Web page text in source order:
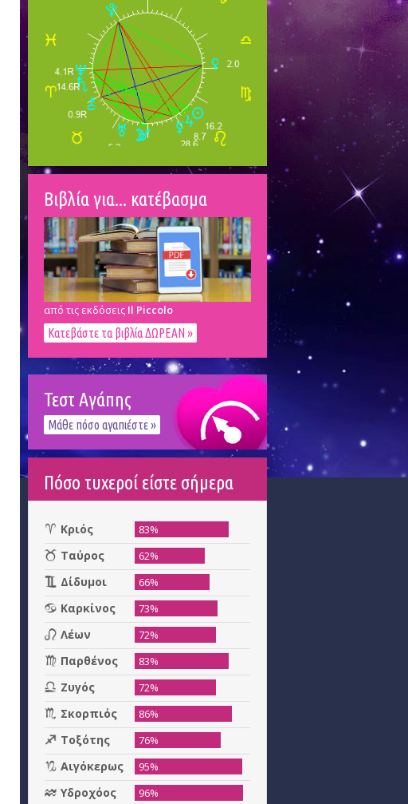
Βιβλία για... κατέβασμα
από τις εκδόσεις Il Piccolo
Κατεβάστε τα βιβλία ΔΩΡΕΑΝ »
Τεστ Αγάπης
Μάθε πόσο αγαπιέστε »
Πόσο τυχεροί είστε σήμερα